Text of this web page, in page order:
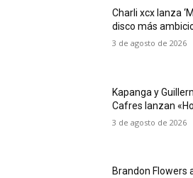
Charli xcx lanza
disco más
3 de agosto de 2026
Kapanga y
Cafres lanzan
3 de agosto de 2026
Brandon Flowers